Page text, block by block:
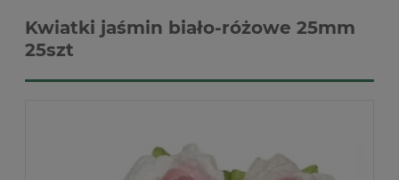
Kwiatki jaśmin biało-różowe 25mm
25szt